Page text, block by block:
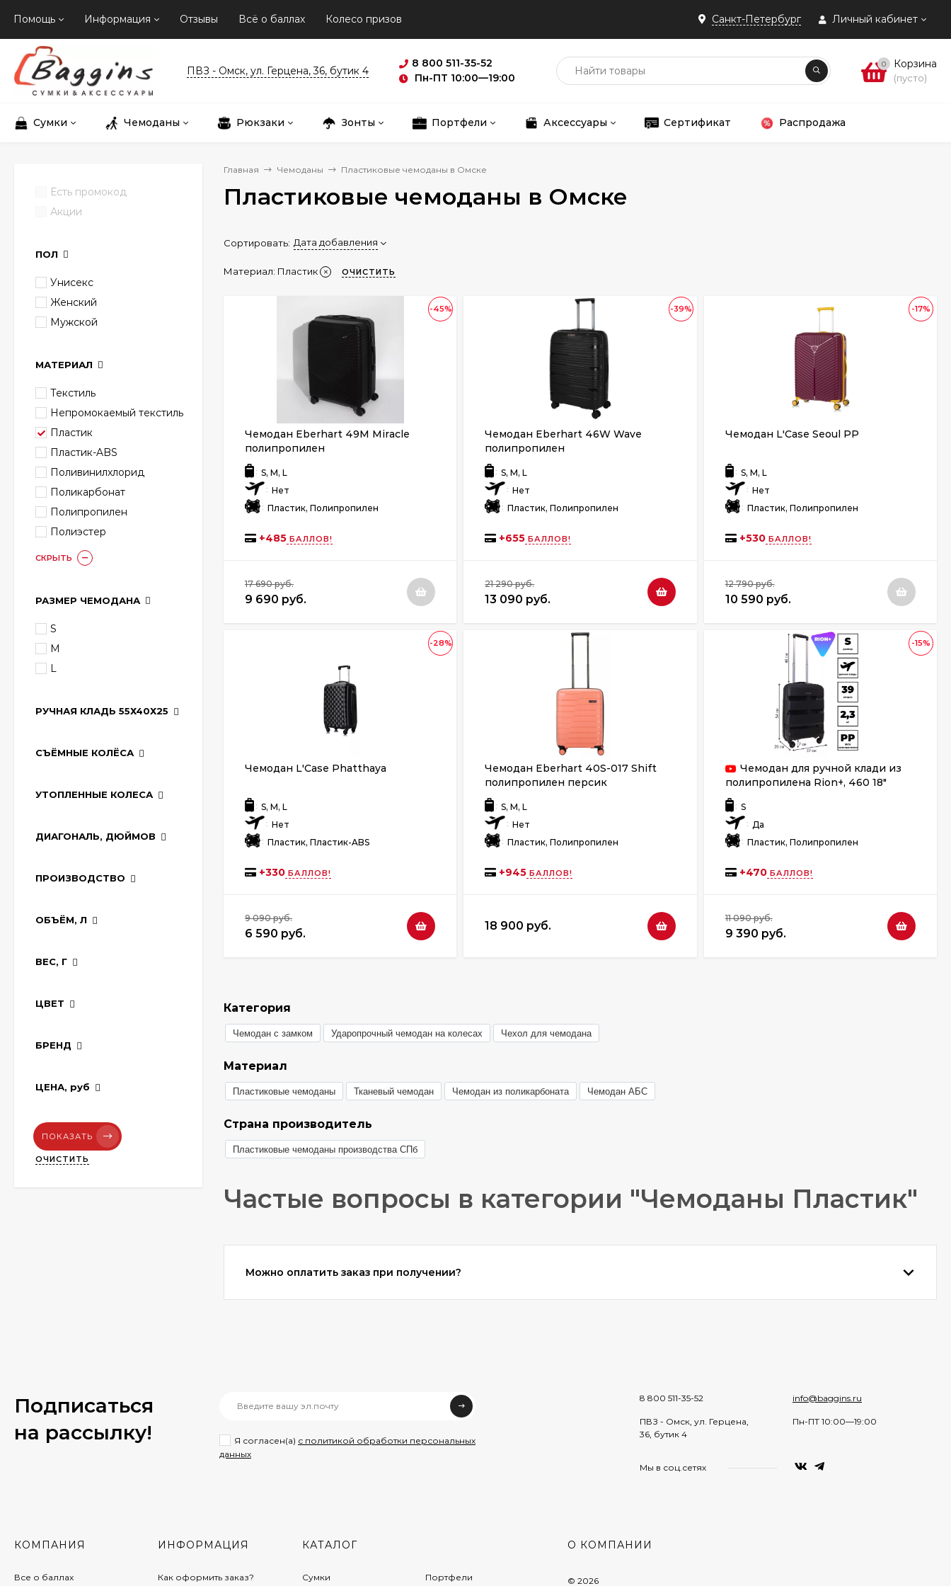
Санкт-Петербург Личный кабинет
Помощь Информация Отзывы Всё о баллах Колесо призов
ПВЗ - Омск, ул. Герцена, 36, бутик 4
8 800 511-35-52
Пн-ПТ 10:00—19:00
0 Корзина
(пусто)
Сумки Чемоданы Рюкзаки Зонты Портфели Аксессуары Сертификат Распродажа
Главная Чемоданы Пластиковые чемоданы в Омске
Пластиковые чемоданы в Омске
Сортировать: Дата добавления
Материал: Пластик ОЧИСТИТЬ
-45%
Чемодан Eberhart 49M Miracle
полипропилен
: S, M, L
: Нет
: Пластик, Полипропилен
+485 БАЛЛОВ!
17 690 руб.
9 690 руб.
-39%
Чемодан Eberhart 46W Wave
полипропилен
: S, M, L
: Нет
: Пластик, Полипропилен
+655 БАЛЛОВ!
21 290 руб.
13 090 руб.
-17%
Чемодан L'Case Seoul PP
: S, M, L
: Нет
: Пластик, Полипропилен
+530БАЛЛОВ!
12 790 руб.
10 590 руб.
-28%
Чемодан L'Case Phatthaya
: S, M, L
: Нет
: Пластик, Пластик-ABS
+330 БАЛЛОВ!
9 090 руб.
6 590 руб.
Чемодан Eberhart 40S-017 Shift
полипропилен персик
: S, M, L
: Нет
: Пластик, Полипропилен
+945 БАЛЛОВ!
18 900 руб.
-15%
Чемодан для ручной клади из
полипропилена Rion+, 460 18"
: S
: Да
: Пластик, Полипропилен
+470БАЛЛОВ!
11 090 руб.
9 390 руб.
Категория
Чемодан с замком Ударопрочный чемодан на колесах Чехол для чемодана
Материал
Пластиковые чемоданы Тканевый чемодан Чемодан из поликарбоната Чемодан АБС
Страна производитель
Пластиковые чемоданы производства СПб
Частые вопросы в категории "Чемоданы Пластик"
Можно оплатить заказ при получении?
Есть промокод
Акции
ПОЛ
Унисекс
Женский
Мужской
МАТЕРИАЛ
Текстиль
Непромокаемый текстиль
Пластик
Пластик-ABS
Поливинилхлорид
Поликарбонат
Полипропилен
Полиэстер
СКРЫТЬ
РАЗМЕР ЧЕМОДАНА
S
M
L
РУЧНАЯ КЛАДЬ 55Х40Х25
СЪЁМНЫЕ КОЛЁСА
УТОПЛЕННЫЕ КОЛЕСА
ДИАГОНАЛЬ, ДЮЙМОВ
ПРОИЗВОДСТВО
ОБЪЁМ, Л
ВЕС, Г
ЦВЕТ
БРЕНД
ЦЕНА, руб
ПОКАЗАТЬ
ОЧИСТИТЬ
Подписаться
на рассылкy!
Я согласен(a) с политикой обработки персональных
данных
8 800 511-35-52
ПВЗ - Омск, ул. Герцена,
36, бутик 4
info@baggins.ru
Пн-ПТ 10:00—19:00
Мы в соц.сетях
КОМПАНИЯ
Все о баллах
ИНФОРМАЦИЯ
Как оформить заказ?
КАТАЛОГ
Сумки Портфели
О КОМПАНИИ
© 2026